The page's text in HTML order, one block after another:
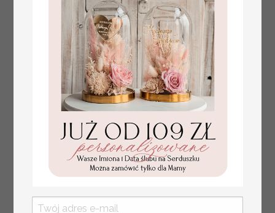
Fajne pomysły na prezent dla
Mamy, podziękowanie dla Mamy na
weselu, box prezentowy dla mamy,
zestawy prezentowe dla Mamy
231.00 PLN